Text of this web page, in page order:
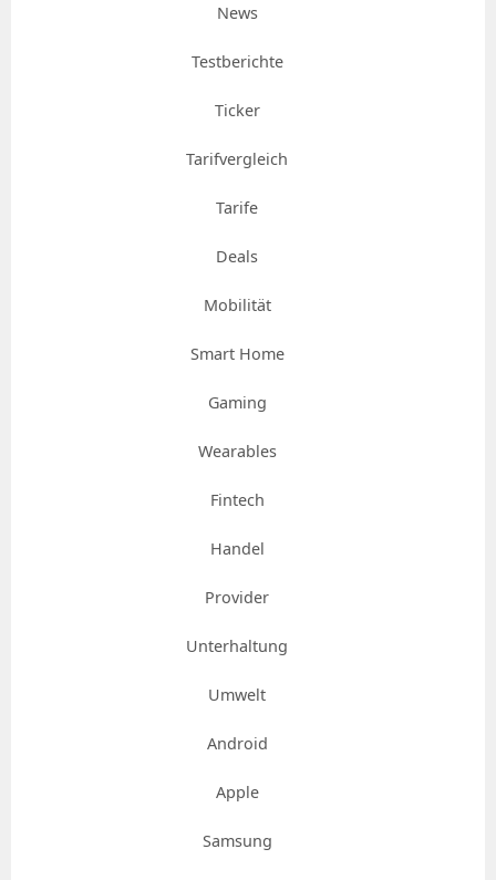
News
Testberichte
Ticker
Tarifvergleich
Tarife
Deals
Mobilität
Smart Home
Gaming
Wearables
Fintech
Handel
Provider
Unterhaltung
Umwelt
Android
Apple
Samsung